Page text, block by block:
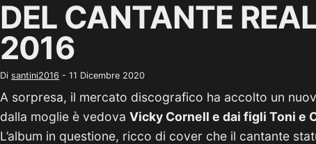
DEL CANTANTE
2016
Di santini2016 - 11 Dicembre 2020
A sorpresa, il mercato discografico ha accolto un
dalla moglie è vedova Vicky Cornell e dai figli Toni e
L’album in questione, ricco di cover che il cantante